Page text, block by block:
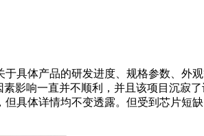
具体产品的研发进度、规格参数、外
影响一直并不顺利，并且该项目沉寂
具体详情均不变透露。但受到芯片短